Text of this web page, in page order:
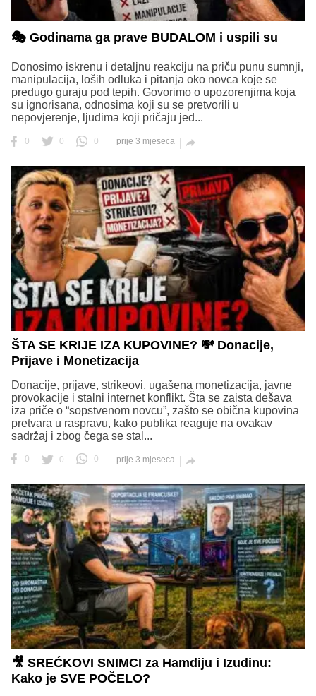
🎭 Godinama ga prave BUDALOM i uspili su
Donosimo iskrenu i detaljnu reakciju na priču punu sumnji,
manipulacija, loših odluka i pitanja oko novca koje se
predugo guraju pod tepih. Govorimo o upozorenjima koja
su ignorisana, odnosima koji su se pretvorili u
nepovjerenje, ljudima koji pričaju jed...
0 0 0 prije 3 mjeseca 
ŠTA SE KRIJE IZA KUPOVINE? 💸 Donacije,
Prijave i Monetizacija
Donacije, prijave, strikeovi, ugašena monetizacija, javne
provokacije i stalni internet konflikt. Šta se zaista dešava
iza priče o “sopstvenom novcu”, zašto se obična kupovina
pretvara u raspravu, kako publika reaguje na ovakav
sadržaj i zbog čega se stal...
0 0 0 prije 3 mjeseca 
🎥 SREĆKOVI SNIMCI za Hamdiju i Izudinu:
Kako je SVE POČELO?